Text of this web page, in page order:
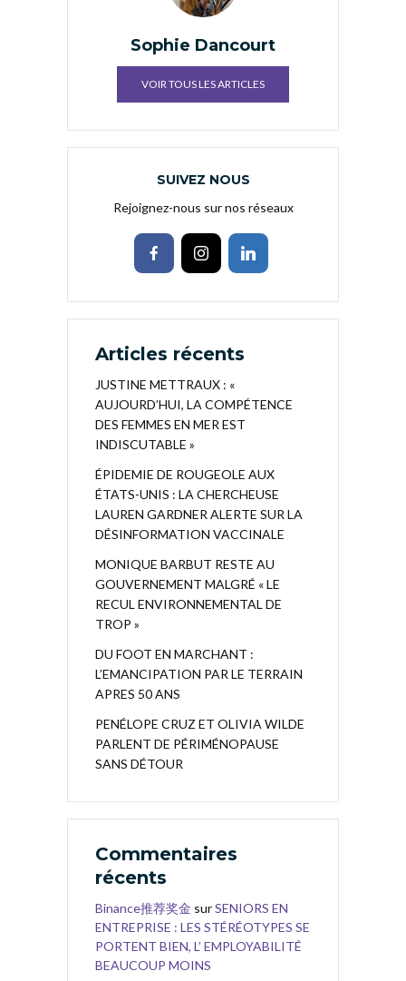
Sophie Dancourt
VOIR TOUS LES ARTICLES
SUIVEZ NOUS
Rejoignez-nous sur nos réseaux
Articles récents
JUSTINE METTRAUX : «
AUJOURD’HUI, LA COMPÉTENCE
DES FEMMES EN MER EST
INDISCUTABLE »
ÉPIDEMIE DE ROUGEOLE AUX
ÉTATS-UNIS : LA CHERCHEUSE
LAUREN GARDNER ALERTE SUR LA
DÉSINFORMATION VACCINALE
MONIQUE BARBUT RESTE AU
GOUVERNEMENT MALGRÉ « LE
RECUL ENVIRONNEMENTAL DE
TROP »
DU FOOT EN MARCHANT :
L’EMANCIPATION PAR LE TERRAIN
APRES 50 ANS
PENÉLOPE CRUZ ET OLIVIA WILDE
PARLENT DE PÉRIMÉNOPAUSE
SANS DÉTOUR
Commentaires
récents
Binance推荐奖金 surSENIORS EN
ENTREPRISE : LES STÉRÉOTYPES SE
PORTENT BIEN, L’ EMPLOYABILITÉ
BEAUCOUP MOINS